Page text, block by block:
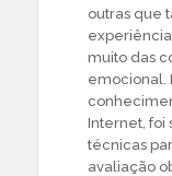
outras que
muito das
emocional.
Internet, foi
técnicas
avaliação